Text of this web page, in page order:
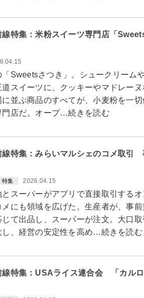
線特集：米粉スイーツ専門店「
Sweetsさつき」。シュークリーム
道スイーツに、クッキーやマドレー
並ぶ商品のすべてが、小麦粉を一
門店だ。オープ…続きを読む
線特集：みらいマルシェのコメ取引
特集 2026.04.15
スーパーがアプリで直接取引する
にも領域を広げた。生産者が、事
じて出品し、スーパーが注文。大口
し、経営の安定性を高め…続きを読む
線特集：USAライス連合会 「カル